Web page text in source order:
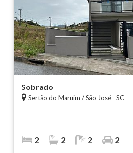
Sobrado
Sertão do Maruim / São José - SC
2 2 2 2